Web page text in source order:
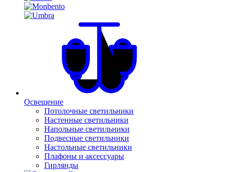
Освещение
Потолочные светильники
Настенные светильники
Напольные светильники
Подвесные светильники
Настольные светильники
Плафоны и аксессуары
Гирлянды